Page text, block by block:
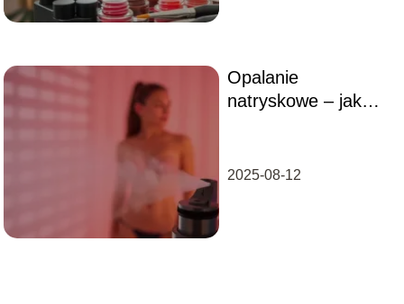
Opalanie
natryskowe – jak
2025-08-12